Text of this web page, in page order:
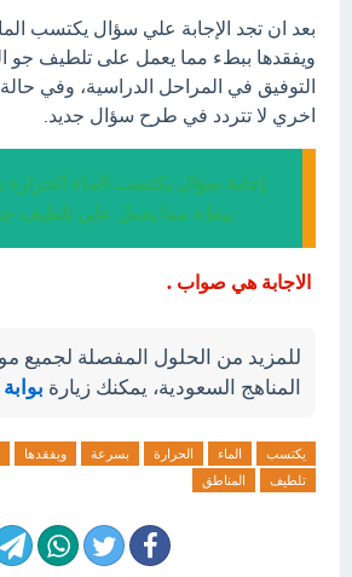
بعد ان تجد الإجابة علي سؤال يكتسب
ويفقدها ببطء مما يعمل على تلطيف جو
التوفيق في المراحل الدراسية، وفي
اخري لا تتردد في طرح سؤال جديد.
إجابة سؤال يكتسب الماء
ببطء مما يعمل على تلطيف
الاجابة هي صواب .
للمزيد من الحلول المفصلة لجميع
المناهج السعودية، يمكنك زيارة
يكتسب الماء الحرارة بسرعة ويفقدها
تلطيف
المناطق